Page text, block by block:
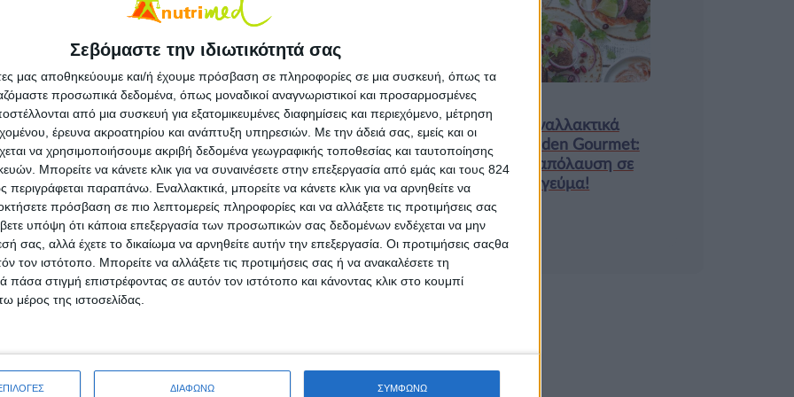
Σεβόμαστε την ιδιωτικότητά σας
μας αποθηκεύουμε και/ή έχουμε πρόσβαση σε πληροφορίες σε μια συσκευή, όπως τα
προσωπικά δεδομένα, όπως μοναδικοί αναγνωριστικοί και προσαρμοσμένες
από μια συσκευή για εξατομικευμένες διαφημίσεις και περιεχόμενο, μέτρηση
έρευνα ακροατηρίου και ανάπτυξη υπηρεσιών. Με την άδειά σας, εμείς και οι
να χρησιμοποιήσουμε ακριβή δεδομένα γεωγραφικής τοποθεσίας και ταυτοποίησης
Μπορείτε να κάνετε κλικ για να συναινέσετε στην επεξεργασία από εμάς και τους 824
παραπάνω. Εναλλακτικά, μπορείτε να κάνετε κλικ για να αρνηθείτε να
πρόσβαση σε πιο λεπτομερείς πληροφορίες και να αλλάξετε τις προτιμήσεις σας
υπόψη ότι κάποια επεξεργασία των προσωπικών σας δεδομένων ενδέχεται να μην
σας, αλλά έχετε το δικαίωμα να αρνηθείτε αυτήν την επεξεργασία. Οι προτιμήσεις σαςθα
τον ιστότοπο. Μπορείτε να αλλάξετε τις προτιμήσεις σας ή να ανακαλέσετε τη
στιγμή επιστρέφοντας σε αυτόν τον ιστότοπο και κάνοντας κλικ στο κουμπί
μέρος της ιστοσελίδας.
ΔΙΑΦΩΝΩ ΣΥΜΦΩΝΩ
αιτία σε σχέση με εκείνους που δεν
σημασίας στην παρούσα έρευνα ο τρόπος
ότι ο καφές σαν ρόφημα έχει ευεργετικές
εξωγενείς παράγοντες.
καταναλώνουν συστηματικά καφέ τείνουν να
υγιές λιπιδαιμικό προφίλ και καλύτερο
που δεν καταναλώνουν καφέ. Βέβαια
δεν κατανάλωναν καφέ υπάρχει περίπτωση
που έχουν διαγνωσθεί από κάποια
τη διακοπή κατανάλωσης καφέ,
στη συγκεκριμένη μελέτη μπορεί να είναι
National Cancer Institute, είναι ίσως πιο
και σε άλλους πληθυσμούς όπως
Λατίνους, οι οποίοι είναι κάτοικοι
Τα νέα της αγοράς
Φυτικά Εναλλακτικά
Κρέατος Garden Gourmet:
θρέψη και απόλαυση σε
κάθε γεύμα!